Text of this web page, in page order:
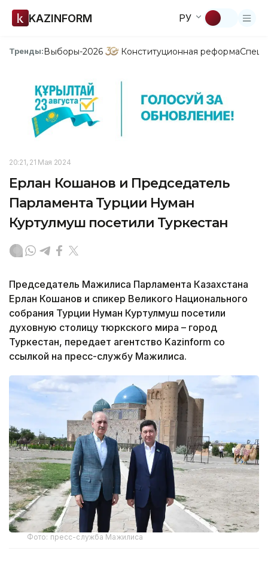
KAZINFORM РУ
Тренды:Выборы-2026 Конституционная реформа
20:21, 21 Мая 2024
Ерлан Кошанов и Председатель
Парламента Турции Нуман
Куртулмуш посетили Туркестан
Председатель Мажилиса Парламента Казахстана
Ерлан Кошанов и спикер Великого Национального
собрания Турции Нуман Куртулмуш посетили
духовную столицу тюркского мира – город
Туркестан, передает агентство Kazinform со
ссылкой на пресс-службу Мажилиса.
Фото: пресс-служба Мажилиса